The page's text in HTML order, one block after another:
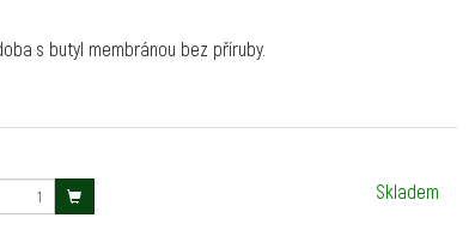
s butyl membránou bez příruby.
Skladem